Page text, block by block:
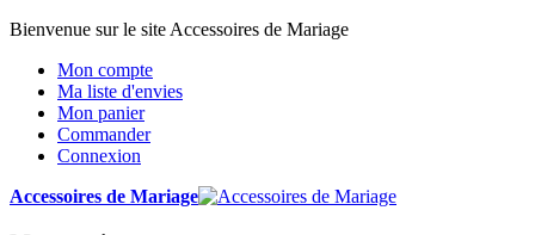
Bienvenue sur le site Accessoires de Mariage
Mon compte
Ma liste d'envies
Mon panier
Commander
Connexion
Accessoires de Mariage